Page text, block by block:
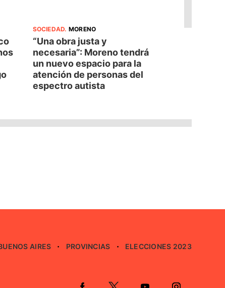
SOCIEDAD. MORENO
“Una obra justa y
necesaria”: Moreno tendrá
un nuevo espacio para la
atención de personas del
espectro autista
AIRES PROVINCIAS ELECCIONES 2023